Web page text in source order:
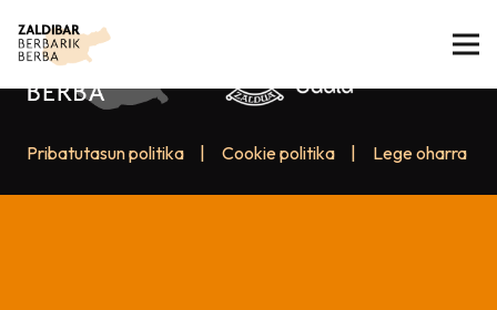
Pribatutasun politika Cookie politika Lege oharra